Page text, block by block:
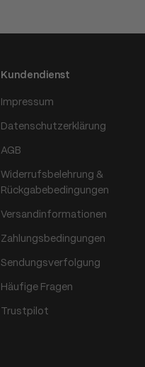
Kundendienst
Impressum
Datenschutzerklärung
AGB
Widerrufsbelehrung &
Rückgabebedingungen
Versandinformationen
Zahlungsbedingungen
Sendungsverfolgung
Häufige Fragen
Trustpilot